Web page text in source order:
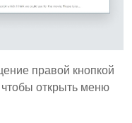
правой кнопкой
открыть меню